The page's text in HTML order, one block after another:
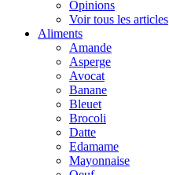
Opinions
Voir tous les articles
Aliments
Amande
Asperge
Avocat
Banane
Bleuet
Brocoli
Datte
Edamame
Mayonnaise